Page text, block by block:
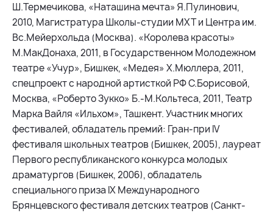
Ш.Термечикова, «Наташина мечта» Я.Пулинович,
2010, Магистратура Школы-студии МХТ и Центра им.
Вс.Мейерхольда (Москва). «Королева красоты»
М.МакДонаха, 2011, в Государственном Молодежном
театре «Учур», Бишкек, «Медея» Х.Мюллера, 2011,
спецпроект с народной артисткой РФ С.Борисовой,
Москва, «Роберто Зукко» Б.-М.Кольтеса, 2011, Театр
Марка Вайля «Ильхом», Ташкент. Участник многих
фестивалей, обладатель премий: Гран-при IV
фестиваля школьных театров (Бишкек, 2005), лауреат
Первого республиканского конкурса молодых
драматургов (Бишкек, 2006), обладатель
специального приза IX Международного
Брянцевского фестиваля детских театров (Санкт-